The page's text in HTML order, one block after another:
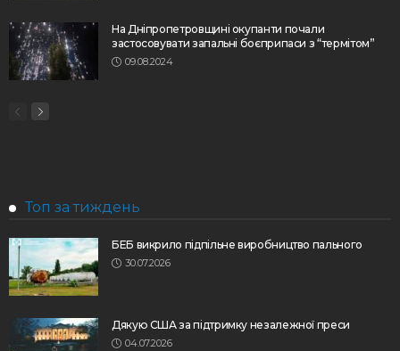
На Дніпропетровщині окупанти почали
застосовувати запальні боєприпаси з “термітом”
09.08.2024
Топ за тиждень
БЕБ викрило підпільне виробництво пального
30.07.2026
Дякую США за підтримку незалежної преси
04.07.2026